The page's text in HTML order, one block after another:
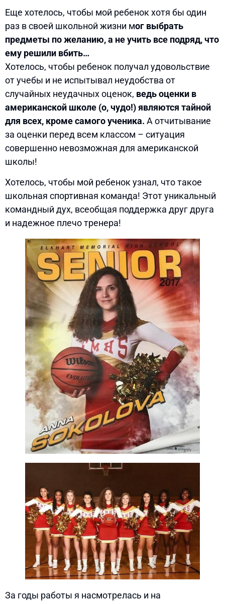
Еще хотелось, чтобы мой ребенок хотя бы один
раз в своей школьной жизни мог выбрать
предметы по желанию, а не учить все подряд, что
ему решили вбить…
Хотелось, чтобы ребенок получал удовольствие
от учебы и не испытывал неудобства от
случайных неудачных оценок, ведь оценки в
американской школе (о, чудо!) являются тайной
для всех, кроме самого ученика. А отчитывание
за оценки перед всем классом – ситуация
совершенно невозможная для американской
школы!
Хотелось, чтобы мой ребенок узнал, что такое
школьная спортивная команда! Этот уникальный
командный дух, всеобщая поддержка друг друга
и надежное плечо тренера!
За годы работы я насмотрелась и на